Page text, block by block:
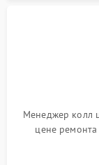
Менеджер колл
цене